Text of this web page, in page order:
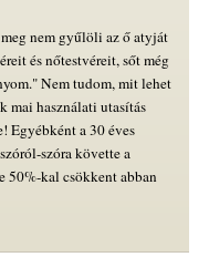
nem gyűlöli az ő atyját
és nőtestvéreit, sőt még
Nem tudom, mit lehet
mai használati utasítás
Egyébként a 30 éves
szóra követte a
50%-kal csökkent abban